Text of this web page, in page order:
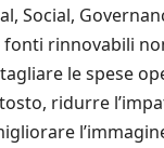
Social,
fonti rinnovabili
le spese
ridurre